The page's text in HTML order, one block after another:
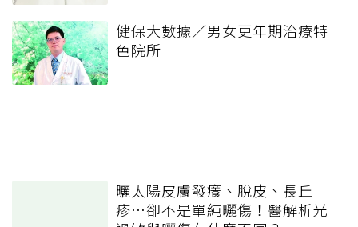
健保大數據／男女更年期治療特
色院所
曬太陽皮膚發癢、脫皮、長丘
疹…卻不是單純曬傷！醫解析光